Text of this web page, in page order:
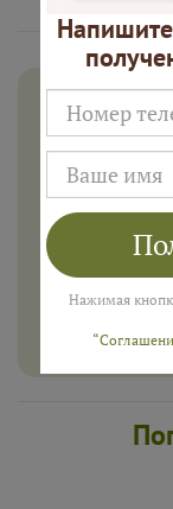
Дарим
Введите ваш
Нажимая